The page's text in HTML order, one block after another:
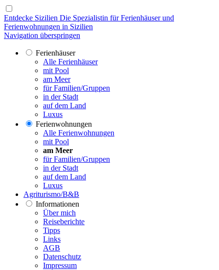
Entdecke Sizilien Die Spezialistin für Ferienhäuser und
Ferienwohnungen in Sizilien
Navigation überspringen
Ferienhäuser
Alle Ferienhäuser
mit Pool
am Meer
für Familien/Gruppen
in der Stadt
auf dem Land
Luxus
Ferienwohnungen
Alle Ferienwohnungen
mit Pool
am Meer
für Familien/Gruppen
in der Stadt
auf dem Land
Luxus
Agriturismo/B&B
Informationen
Über mich
Reiseberichte
Tipps
Links
AGB
Datenschutz
Impressum